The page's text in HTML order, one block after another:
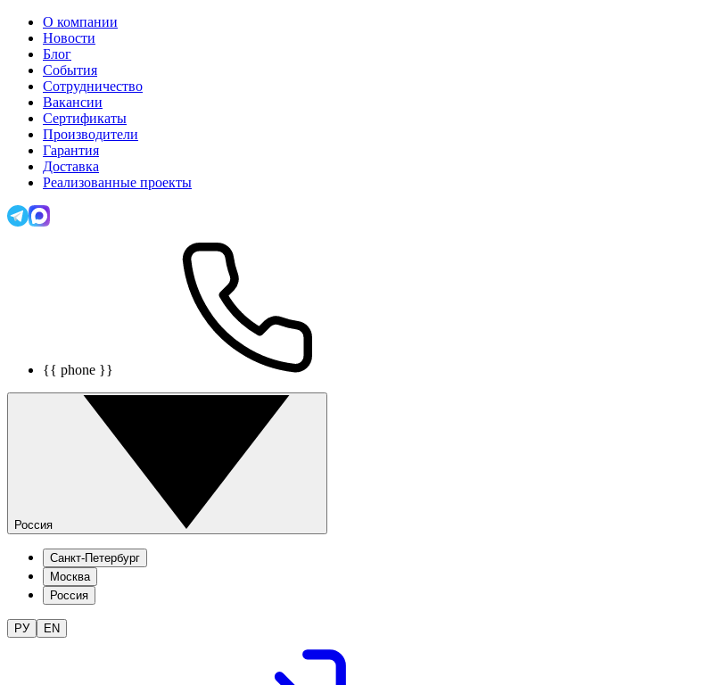
О компании
Новости
Блог
События
Сотрудничество
Вакансии
Сертификаты
Производители
Гарантия
Доставка
Реализованные проекты
{{ phone }}
Россия
Санкт-Петербург
Москва
Россия
РУ EN